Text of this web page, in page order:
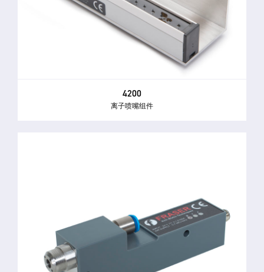
4200
离子喷嘴组件